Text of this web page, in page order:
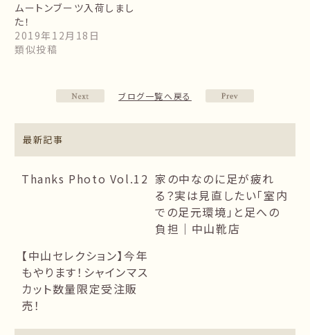
ムートンブーツ入荷しまし
た！
2019年12月18日
類似投稿
ブログ一覧へ戻る
最新記事
Thanks Photo Vol.12 家の中なのに足が疲れ
る？実は見直したい「室内
での足元環境」と足への
負担｜中山靴店
【中山セレクション】今年
もやります！シャインマス
カット数量限定受注販
売！